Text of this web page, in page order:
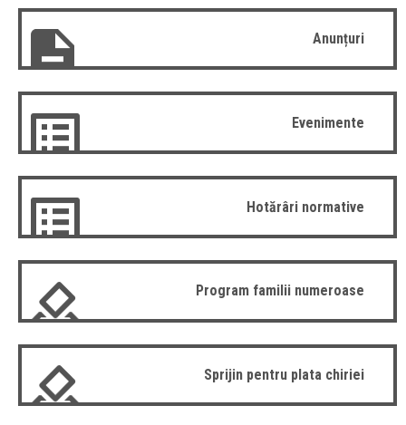
Anunțuri
Evenimente
Hotărâri normative
Program familii numeroase
Sprijin pentru plata chiriei